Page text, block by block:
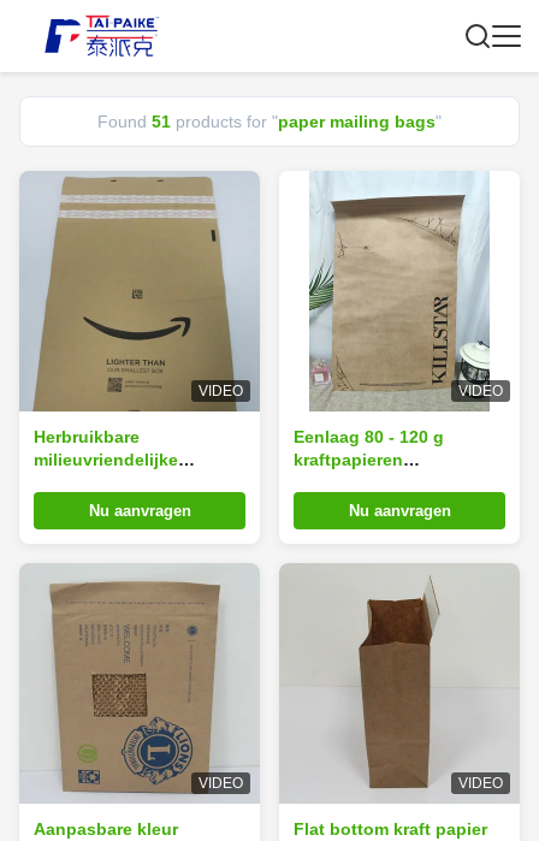
Found 51 products for "paper mailing bags"
VIDEO
Herbruikbare
milieuvriendelijke
30x40 cm vouwbare
vetvast papier
Nu aanvragen
VIDEO
Eenlaag 80 - 120 g
kraftpapieren
postzakjesNu aanvragen
VIDEO
Aanpasbare kleur
VIDEO
Flat bottom kraft papier